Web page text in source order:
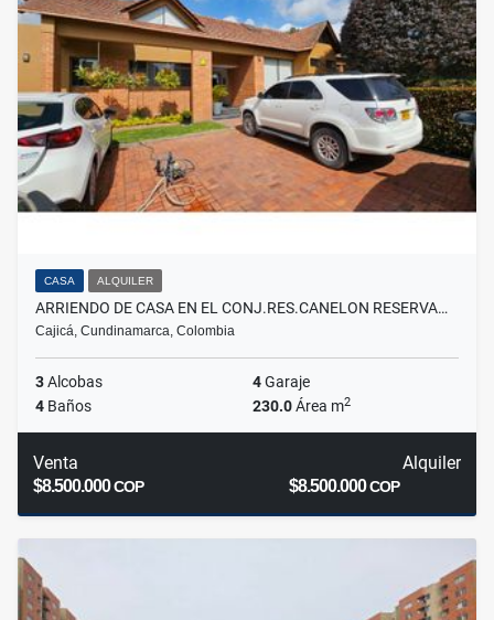
CASA ALQUILER
ARRIENDO DE CASA EN EL CONJ.RES.CANELON RESERVA…
Cajicá, Cundinamarca, Colombia
3Alcobas 4Garaje
4 Baños 230.0Área m2
Venta
$8.500.000COP
Alquiler
$8.500.000COP